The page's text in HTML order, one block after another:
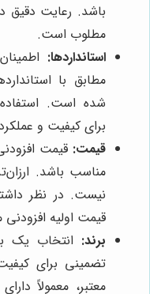
باشد. رعایت دقیق
مطلوب است.
استانداردها:
مطابق با
شده است. استفاده
برای کیفیت و
قیمت: قیمت
مناسب باشد.
نیست. در نظر
قیمت اولیه
برند: انتخاب یک
تضمینی برای
معتبر، معمولاً